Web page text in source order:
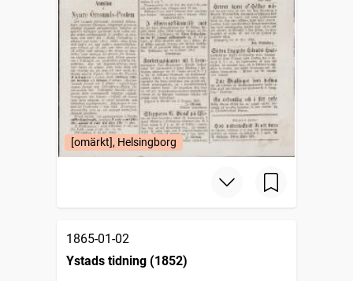
[omärkt], Helsingborg
1865-01-02
Ystads tidning (1852)